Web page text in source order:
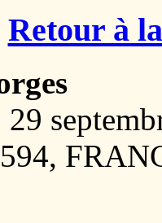
Retour à